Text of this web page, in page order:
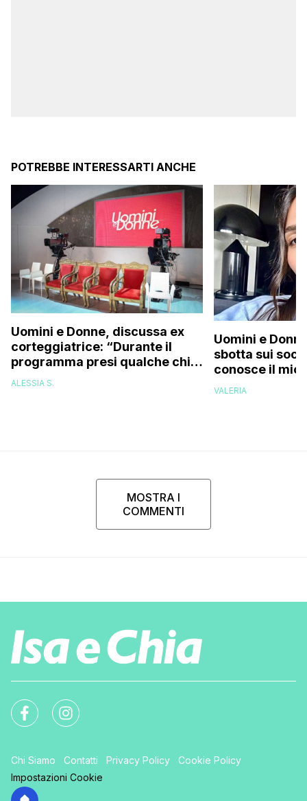
POTREBBE INTERESSARTI ANCHE
Uomini e Donne, discussa ex
corteggiatrice: “Durante il
programma presi qualche chilo
e mi riempirono di insulti, la
ALESSIA S.
Uomini e
sbotta sui
conosce il mio
deve
VALERIA
MOSTRA I
COMMENTI
Chi Siamo Contatti Privacy Policy
Cookie Policy
Impostazioni Cookie